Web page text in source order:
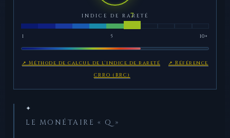
INDICE DE RARETÉ
1 5 10+
↗ Méthode de calcul de l'indice de rareté
↗ Référence
CRRO (RRC)
✦
LE MONÉTAIRE « Q »